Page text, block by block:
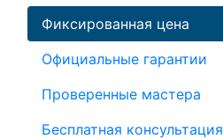
Фиксированная цена
Официальные гарантии
Проверенные мастера
Бесплатная консультация